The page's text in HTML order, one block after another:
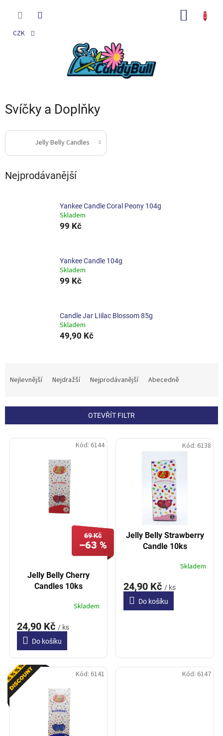
CZK
Svíčky a Doplňky
Jelly Belly Candles
Nejprodávanější
Yankee Candle Coral Peony 104g
Skladem
99 Kč
Yankee Candle 104g
Skladem
99 Kč
Candle Jar LIilac Blossom 85g
Skladem
49,90 Kč
í
Nejlevnější Nejdražší Nejprodávanější Abecedně
OTEVŘÍT FILTR
V
69 Kč
–63 %
Jelly Belly Cherry
Candles 10ks
Skladem
24,90 Kč / ks
Do košíku
Kód: 6144
Jelly Belly Strawberry
Candle 10ks
Skladem
24,90 Kč / ks
Do košíku
Kód: 6138
Akce Kód: 6141 Kód: 6147